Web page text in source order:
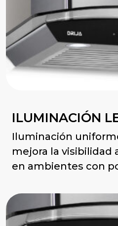
ILUMINACIÓN
Iluminación
mejora la visibilidad
en ambientes con